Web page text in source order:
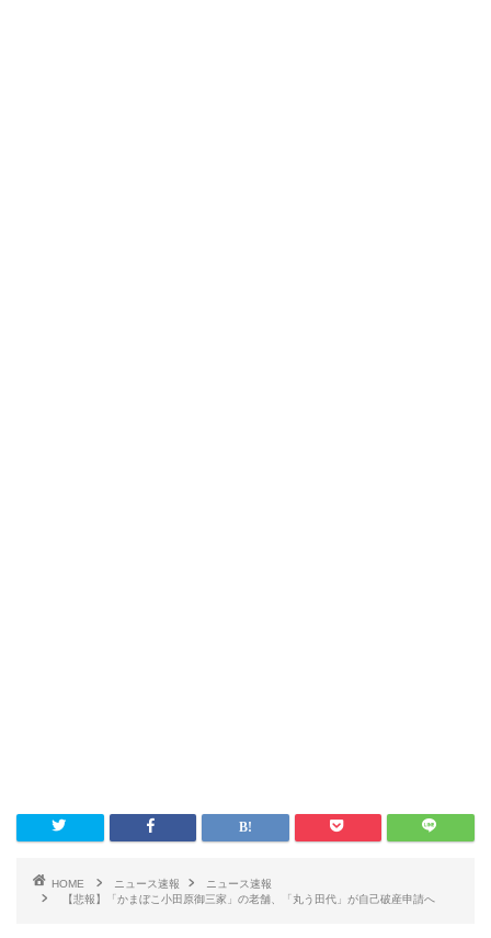
HOME ニュース速報
ニュース速報
【悲報】「かまぼこ小田原御三家」の老舗、「丸う田代」が自己破産申請へ